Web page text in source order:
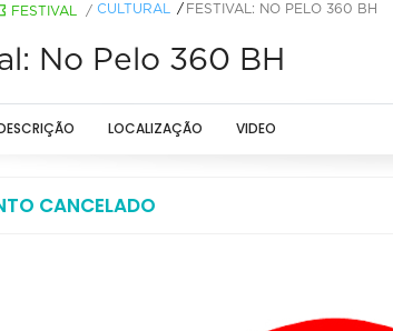
FESTIVAL / CULTURAL FESTIVAL: NO PELO 360 BH
No Pelo 360 BH
LOCALIZAÇÃO VIDEO
CANCELADO